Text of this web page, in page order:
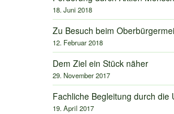
18. Juni 2018
Zu Besuch beim
12. Februar 2018
Dem Ziel ein Stück näher
29. November 2017
Fachliche Begleitung durch die
19. April 2017